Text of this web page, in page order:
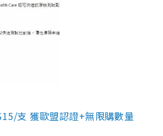
支 獲歐盟認證+無限購數量